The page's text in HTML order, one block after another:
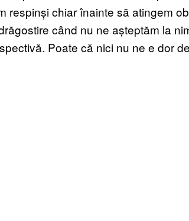
respinși chiar înainte să atingem
când nu ne așteptăm la
Poate că nici nu ne e dor